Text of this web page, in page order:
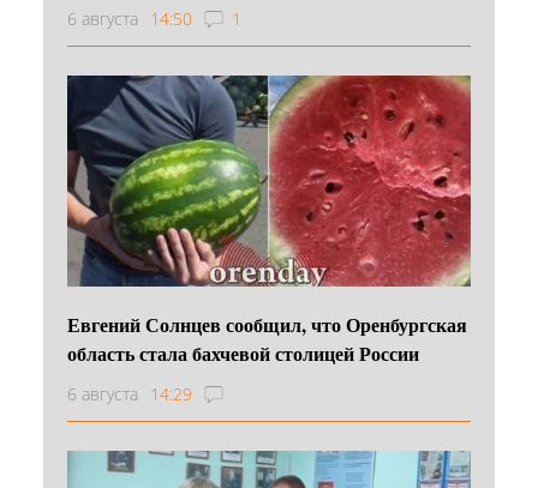
6 августа 14:50 1
Евгений Солнцев сообщил, что Оренбургская
область стала бахчевой столицей России
6 августа 14:29